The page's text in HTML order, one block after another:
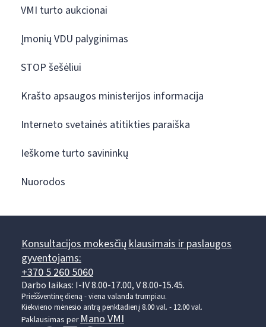
VMI turto aukcionai
Įmonių VDU palyginimas
STOP šešėliui
Krašto apsaugos ministerijos informacija
Interneto svetainės atitikties paraiška
Ieškome turto savininkų
Nuorodos
Konsultacijos mokesčių klausimais ir paslaugos
gyventojams:
+370 5 260 5060
Darbo laikas: I-IV 8.00-17.00, V 8.00-15.45.
Prieššventinę dieną - viena valanda trumpiau.
Kiekvieno mėnesio antrą penktadienį 8.00 val. - 12.00 val.
Paklausimas per Mano VMI